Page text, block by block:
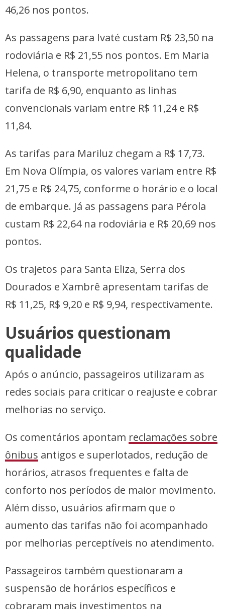
46,26 nos pontos.
As passagens para Ivaté custam R$ 23,50 na
rodoviária e R$ 21,55 nos pontos. Em Maria
Helena, o transporte metropolitano tem
tarifa de R$ 6,90, enquanto as linhas
convencionais variam entre R$ 11,24 e R$
11,84.
As tarifas para Mariluz chegam a R$ 17,73.
Em Nova Olímpia, os valores variam entre R$
21,75 e R$ 24,75, conforme o horário e o local
de embarque. Já as passagens para Pérola
custam R$ 22,64 na rodoviária e R$ 20,69 nos
pontos.
Os trajetos para Santa Eliza, Serra dos
Dourados e Xambrê apresentam tarifas de
R$ 11,25, R$ 9,20 e R$ 9,94, respectivamente.
Usuários questionam
qualidade
Após o anúncio, passageiros utilizaram as
redes sociais para criticar o reajuste e cobrar
melhorias no serviço.
Os comentários apontam reclamações sobre
ônibus antigos e superlotados, redução de
horários, atrasos frequentes e falta de
conforto nos períodos de maior movimento.
Além disso, usuários afirmam que o
aumento das tarifas não foi acompanhado
por melhorias perceptíveis no atendimento.
Passageiros também questionaram a
suspensão de horários específicos e
cobraram mais investimentos na